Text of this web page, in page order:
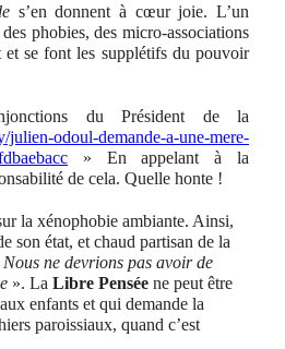
s’en donnent à cœur joie. L’un
phobies, des micro-associations
et se font les supplétifs du pouvoir
du Président de la
odoul-demande-a-une-mere-
» En appelant à la
de cela. Quelle honte !
la xénophobie ambiante. Ainsi,
son état, et chaud partisan de la
Nous ne devrions pas avoir de
». La Libre Pensée ne peut être
enfants et qui demande la
paroissiaux, quand c’est